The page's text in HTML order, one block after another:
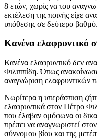
8 ετών, χωρίς να του
εκτέλεση της ποινής είχε
υπόθεσης σε δεύτερο βαθμό.
Κανένα ελαφρυντικό
Κανένα ελαφρυντικό δεν
Φιλιππίδη. Όπως
αναγνώριση ελαφρυντικών
Νωρίτερα η υπεράσπιση
ελαφρυντικά στον Πέτρο
που έλαβαν ομόφωνα οι
πρέπει να αναγνωριστεί
σύννομου βίου και της